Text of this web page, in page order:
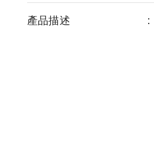
產品描述 :